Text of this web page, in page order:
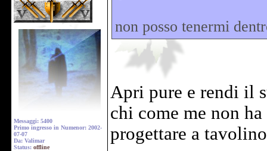
Messaggi: 5400
Primo ingresso in Numenor: 2002-
07-07
Da: Valimar
Status: offline
non posso tenermi
Apri pure e rendi il
chi come me non
progettare a